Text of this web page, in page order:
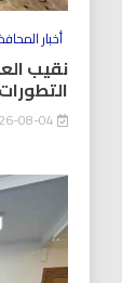
أخبار
نقيب